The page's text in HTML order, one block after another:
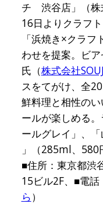
チ 渋谷店」（株
16日よりクラフ
「浜焼き×クラ
わせを提案。ビ
氏（株式会社
スをてがけ、全
鮮料理と相性の
ールが楽しめる
ールグレイ」、
」（285ml、580
■住所：東京都渋
15ビル2F、■電
ら）